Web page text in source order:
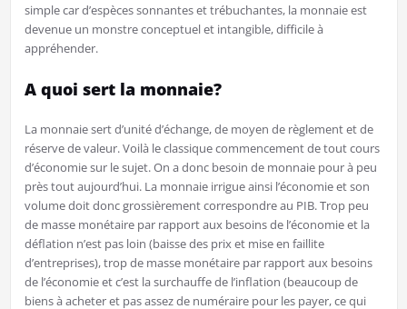
simple car d’espèces sonnantes et trébuchantes, la monnaie est
devenue un monstre conceptuel et intangible, difficile à
appréhender.
A quoi sert la monnaie?
La monnaie sert d’unité d’échange, de moyen de règlement et de
réserve de valeur. Voilà le classique commencement de tout cours
d’économie sur le sujet. On a donc besoin de monnaie pour à peu
près tout aujourd’hui. La monnaie irrigue ainsi l’économie et son
volume doit donc grossièrement correspondre au PIB. Trop peu
de masse monétaire par rapport aux besoins de l’économie et la
déflation n’est pas loin (baisse des prix et mise en faillite
d’entreprises), trop de masse monétaire par rapport aux besoins
de l’économie et c’est la surchauffe de l’inflation (beaucoup de
biens à acheter et pas assez de numéraire pour les payer, ce qui